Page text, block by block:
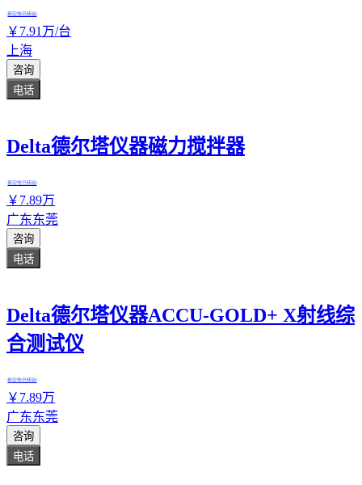
真实性已核验
￥ 7.91 万/台
上海
咨询
电话
Delta德尔塔仪器磁力搅拌器
真实性已核验
￥ 7.89万
广东东莞
咨询
电话
Delta德尔塔仪器ACCU-GOLD+ X射线综
合测试仪
真实性已核验
￥ 7.89万
广东东莞
咨询
电话